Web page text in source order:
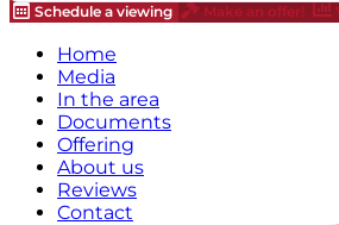
Schedule a viewing
Make an offer!
Home
Media
In the area
Documents
Offering
About us
Reviews
Contact